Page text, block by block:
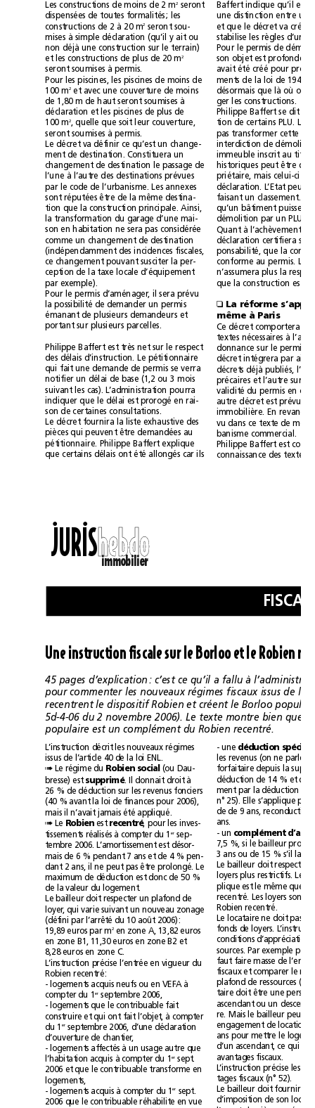
Les constructions de moins de 2 m2
seront
dispensées de toutes formalités; les
constructions de 2 à 20 m2
seront sou-
mises à simple déclaration (qu’il y ait ou
non déjà une construction sur le terrain)
et les constructions de plus de 20 m2
seront soumises à permis.
Pour les piscines, les piscines de moins de
100 m2 et avec une couverture de moins
de 1,80m de haut seront soumises à
déclaration et les piscines de plus de
100m2
, quelle que soit leur couverture,
seront soumises à permis.
Le décret va définir ce qu’est un change-
ment de destination. Constituera un
changement de destination le passage de
l’une à l’autre des destinations prévues
par le code de l’urbanisme. Les annexes
sont réputées être de la même destina-
tion que la construction principale. Ainsi,
la transformation du garage d’une mai-
son en habitation ne sera pas considérée
comme un changement de destination
(indépendamment des incidences fiscales,
ce changement pouvant susciter la per-
ception de la taxe locale d’équipement
Pour le permis d’aménager, il sera prévu
la possibilité de demander un permis
émanant de plusieurs demandeurs et
portant sur plusieurs parcelles.
Philippe Baffert est très net sur le respect
des délais d’instruction. Le pétitionnaire
qui fait une demande de permis se verra
notifier un délai de base (1,2 ou 3 mois
suivant les cas). L’administration pourra
indiquer que le délai est prorogé en rai-
son de certaines consultations.
Le décret fournira la liste exhaustive des
pièces qui peuvent être demandées au
pétitionnaire. Philippe Baffert explique
que certains délais ont été allongés car ils
ger les constructions.
❑
même à Paris
banisme commercial.
JURISh
he
eb
bd
do
o
immobilier
••
L’instruction décrit les nouveaux régimes
issus de l’article40 de la loi ENL.
➠ Robien social
(ou Dau-
bresse) est
supprimé . Il donnait droit à
26% de déduction sur les revenus fonciers
(40% avant la loi de finances pour 2006),
mais il n’avait jamais été appliqué.
➠ Robien est recentré
, pour les inves-
tissements réalisés à compter du 1 er
sep-
tembre 2006. L’amortissement est désor-
mais de 6% pendant 7 ans et de 4% pen-
dant 2 ans, il ne peut pas être prolongé. Le
maximum de déduction est donc de 50%
de la valeur du logement.
Le bailleur doit respecter un plafond de
loyer, qui varie suivant un nouveau zonage
(défini par l’arrêté du 10août 2006):
19,89euros par m2
en zone A, 13,82euros
en zone B1, 11,30euros en zone B2 et
8,28euros en zoneC.
L’instruction précise l’entrée en vigueur du
Robien recentré:
- logements acquis neufs ou en VEFA à
compter du 1 er
septembre 2006,
- logements que le contribuable fait
construire et qui ont fait l’objet, à compter
du 1 er
septembre 2006, d’une déclaration
d’ouverture de chantier,
- logements affectés à un usage autre que
l’habitation acquis à compter du 1 er
sept.
2006 et que le contribuable transforme en
logements,
- logements acquis à compter du 1 er
sept.
2006 que le contribuable réhabilite en vue
- une
ans.
Robien recentré.
avantages fiscaux.
tages fiscaux (n°52).
populaire est un complément du Robien recentré.